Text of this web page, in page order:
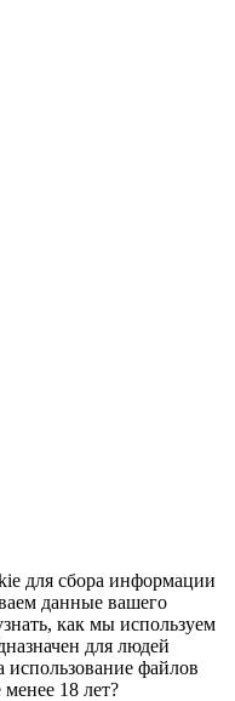
для сбора информации
данные вашего
как мы используем
для людей
использование файлов
18 лет?